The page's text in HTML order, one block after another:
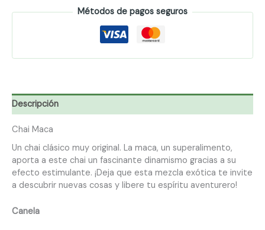
Métodos de pagos seguros
Descripción
Chai Maca
Un chai clásico muy original. La maca, un superalimento,
aporta a este chai un fascinante dinamismo gracias a su
efecto estimulante. ¡Deja que esta mezcla exótica te invite
a descubrir nuevas cosas y libere tu espíritu aventurero!
Canela